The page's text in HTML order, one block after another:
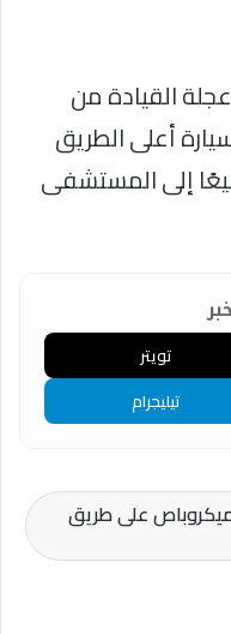
القيادة من
أعلى الطريق
جميعًا إلى المستشفى
تويتر
تيليجرام
ميكروباص على طريق